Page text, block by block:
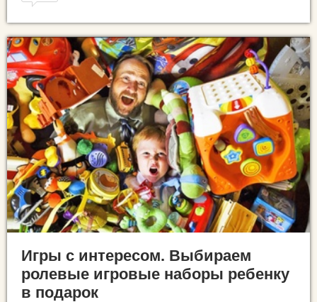
Игры с интересом. Выбираем
ролевые игровые наборы ребенку
в подарок